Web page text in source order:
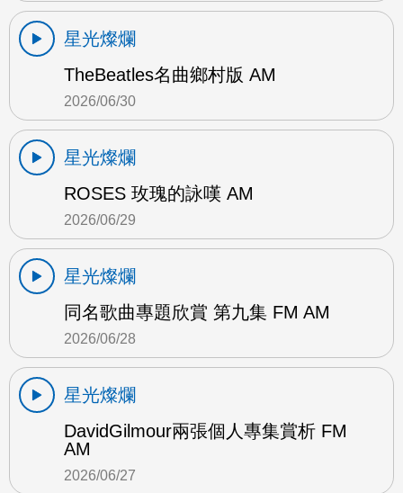
星光燦爛
TheBeatles名曲鄉村版 AM
2026/06/30
星光燦爛
ROSES 玫瑰的詠嘆 AM
2026/06/29
星光燦爛
同名歌曲專題欣賞 第九集 FM AM
2026/06/28
星光燦爛
DavidGilmour兩張個人專集賞析 FM
AM
2026/06/27